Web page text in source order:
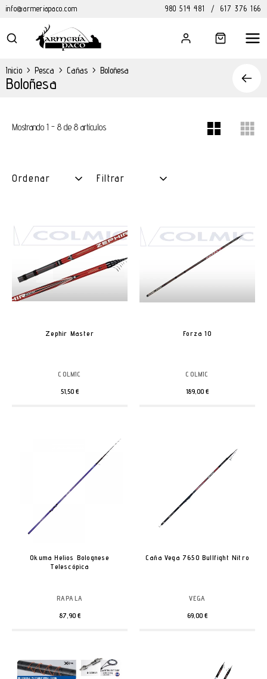
info@armeriapaco.com 980 514 481 / 617 376 166
Inicio > Pesca > Cañas > Boloñesa
Boloñesa
Mostrando 1 - 8 de 8 artículos
Ordenar Filtrar
Zephir Master
COLMIC
51,50 €
Forza 10
COLMIC
189,00 €
Okuma Helios Bolognese
Telescópica
RAPALA
87,90 €
Caña Vega 7650 Bullfight Nitro
VEGA
69,00 €